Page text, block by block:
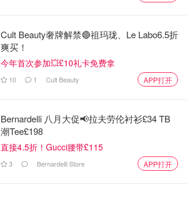
Google Chrome神仙插件盘点！提高工
作效率，留学必备！
2023加拿大裁员公司盘点 - Google、
Meta、Rogers等31家大厂解雇数万名
员工！
Cult Beauty奢牌解禁🔴祖玛珑、Le Labo6.5折
爽买！
今年首次参加💥£10礼卡免费拿
10 1 Cult Beauty APP打开
Bernardelli 八月大促📢拉夫劳伦衬衫£34 TB
潮Tee£198
直接4.5折！Gucci腰带£115
3 Bernardelli Store APP打开